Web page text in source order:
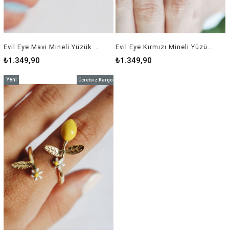
₺1.349,90 ₺1.349,90
Ücretsiz Kargo
Yeni
Ürün